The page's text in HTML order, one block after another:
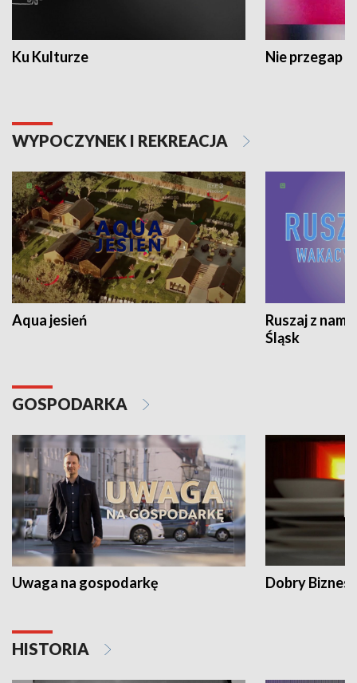
Ku Kulturze Nie przegap
WYPOCZYNEK I REKREACJA
Aqua jesień
Ruszaj z
Śląsk
GOSPODARKA
Uwaga na gospodarkę Dobry Biznes
HISTORIA